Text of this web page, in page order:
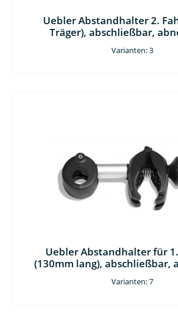
Uebler Abstandhalter 2.
Träger), abschließbar,
Varianten: 3
Uebler Abstandhalter für
(130mm lang), abschließbar,
Varianten: 7